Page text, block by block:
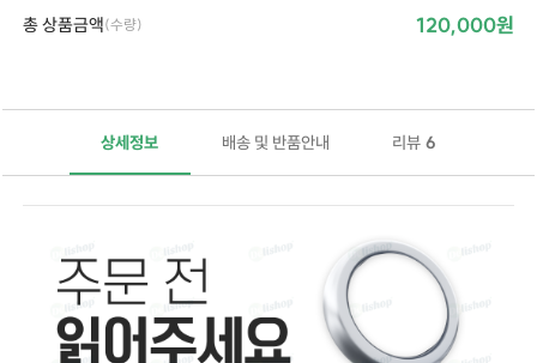
총 상품금액(수량) 120,000원
상세정보 배송 및 반품안내 리뷰 6